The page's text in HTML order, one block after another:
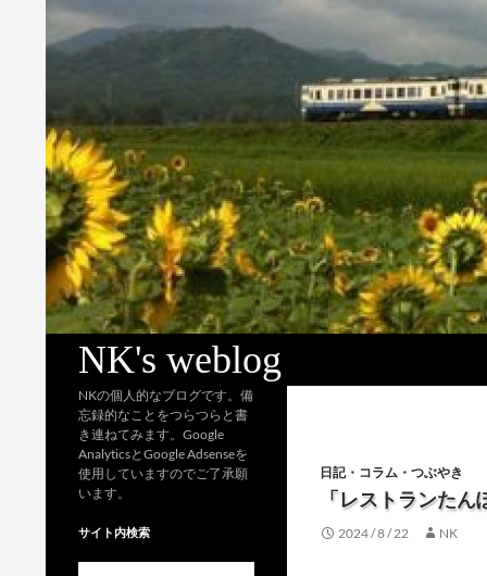
NK's weblog
日記・コラム・つぶやき
「レストランたん
2024 / 8 / 22 NK
NKの個人的なブログです。備
忘録的なことをつらつらと書
き連ねてみます。Google
AnalyticsとGoogle Adsenseを
使用していますのでご了承願
います。
サイト内検索